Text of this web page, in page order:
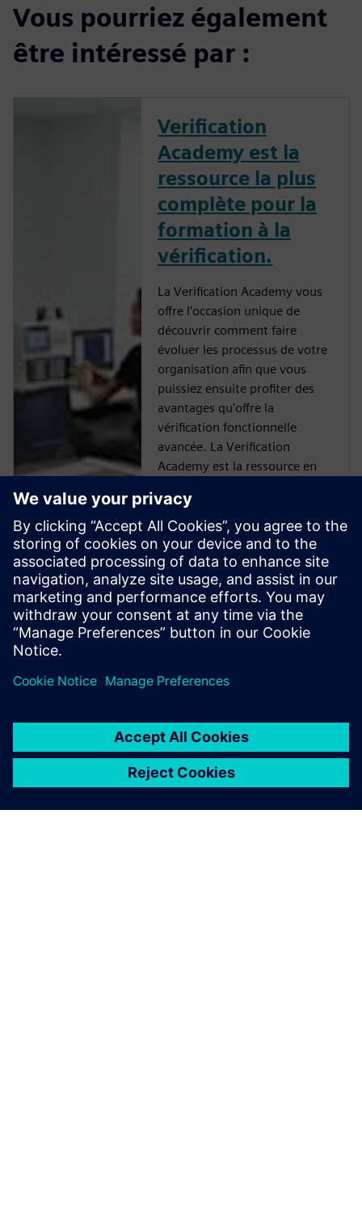
Vous pourriez également
être intéressé par :
Verification
Academy est la
ressource la plus
complète pour la
formation à la
vérification.
La Verification Academy vous
offre l'occasion unique de
découvrir comment faire
évoluer les processus de votre
organisation afin que vous
puissiez ensuite profiter des
avantages qu'offre la
vérification fonctionnelle
avancée. La Verification
Academy est la ressource en
Vous trouverez tout un
éventail de ressources pour
vous familiariser avec l'UVM,
allant des kits téléchargeables,
de la documentation et des
exemples de code tirés du
Verification Methodology
Cookbook, et des forums de
cours de formation en ligne.